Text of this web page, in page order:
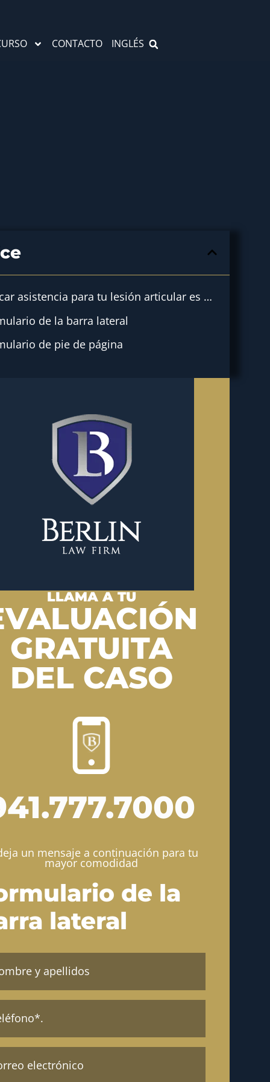
CONTACTO INGLÉS
Buscar asistencia para tu lesión articular es esencial
de la barra lateral
de pie de página
LLAMA A TU
GRATUITA
DEL CASO
un mensaje a continuación para tu
mayor comodidad
de la
lateral